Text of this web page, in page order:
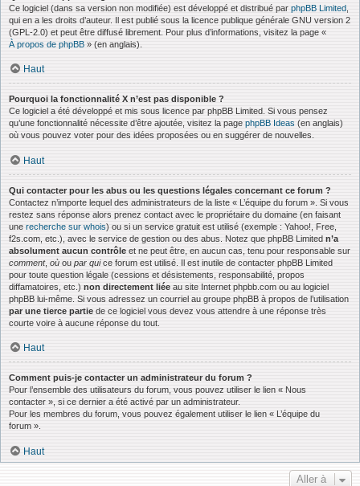
Ce logiciel (dans sa version non modifiée) est développé et distribué par phpBB Limited
qui en a les droits d’auteur. Il est publié sous la licence publique générale GNU version 2
(GPL-2.0) et peut être diffusé librement. Pour plus d’informations, visitez la page «
À propos de phpBB » (en anglais).
Haut
Pourquoi la fonctionnalité X n’est pas disponible ?
Ce logiciel a été développé et mis sous licence par phpBB Limited. Si vous pensez
qu’une fonctionnalité nécessite d’être ajoutée, visitez la page phpBB Ideas (en anglais)
où vous pouvez voter pour des idées proposées ou en suggérer de nouvelles.
Haut
Qui contacter pour les abus ou les questions légales concernant ce forum ?
Contactez n’importe lequel des administrateurs de la liste « L’équipe du forum ». Si vous
restez sans réponse alors prenez contact avec le propriétaire du domaine (en faisant
une recherche sur whois) ou si un service gratuit est utilisé (exemple : Yahoo!, Free,
f2s.com, etc.), avec le service de gestion ou des abus. Notez que phpBB Limited n’a
absolument aucun contrôle et ne peut être, en aucun cas, tenu pour responsable sur
comment, où ou par quice forum est utilisé. Il est inutile de contacter phpBB Limited
pour toute question légale (cessions et désistements, responsabilité, propos
diffamatoires, etc.) non directement liée au site Internet phpbb.com ou au logiciel
phpBB lui-même. Si vous adressez un courriel au groupe phpBB à propos de l’utilisation
par une tierce partie de ce logiciel vous devez vous attendre à une réponse très
courte voire à aucune réponse du tout.
Haut
Comment puis-je contacter un administrateur du forum ?
Pour l’ensemble des utilisateurs du forum, vous pouvez utiliser le lien « Nous
contacter », si ce dernier a été activé par un administrateur.
Pour les membres du forum, vous pouvez également utiliser le lien « L’équipe du
forum ».
Haut
Aller à